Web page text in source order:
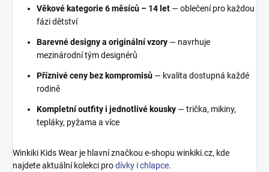
Věkové kategorie 6 měsíců – 14 let — oblečení pro každou
fázi dětství
Barevné designy a originální vzory — navrhuje
mezinárodní tým designérů
Příznivé ceny bez kompromisů — kvalita dostupná každé
rodině
Kompletní outfity i jednotlivé kousky — trička, mikiny,
tepláky, pyžama a více
Winkiki Kids Wear je hlavní značkou e-shopu winkiki.cz, kde
najdete aktuální kolekci prodívky i chlapce.